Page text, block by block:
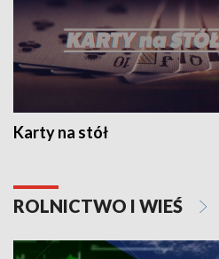
Karty na stół
ROLNICTWO I WIEŚ